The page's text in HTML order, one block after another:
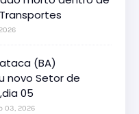
(BA)
novo Setor de
05
03, 2026